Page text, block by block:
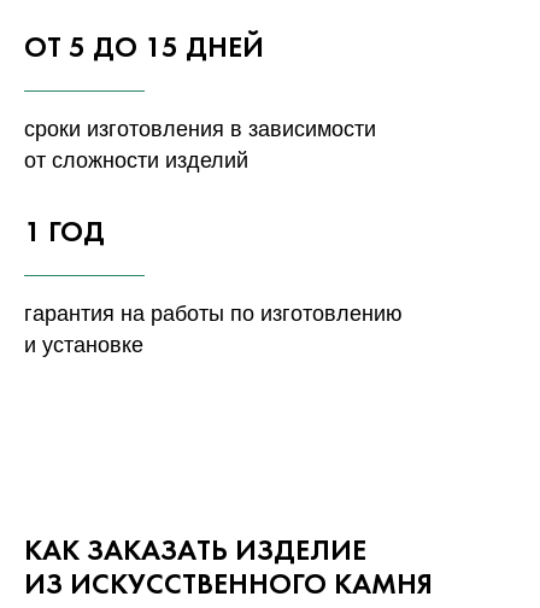
ОТ 5 ДО 15 ДНЕЙ
сроки изготовления в зависимости
от сложности изделий
1 ГОД
гарантия на работы по изготовлению
и установке
КАК ЗАКАЗАТЬ ИЗДЕЛИЕ
ИЗ ИСКУССТВЕННОГО КАМНЯ